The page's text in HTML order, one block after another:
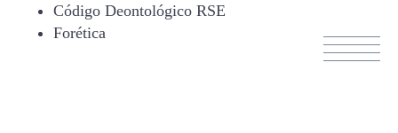
Código Deontológico RSE
Forética